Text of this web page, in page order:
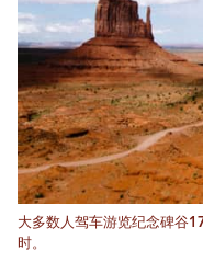
大多数人驾车游览纪念碑谷
时。